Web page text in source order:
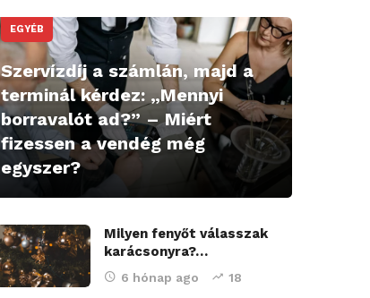
EGYÉB
Szervízdíj a számlán, majd a
terminál kérdez: „Mennyi
borravalót ad?” – Miért
fizessen a vendég még
egyszer?
Milyen fenyőt válasszak
karácsonyra?…
6 hónap ago 18